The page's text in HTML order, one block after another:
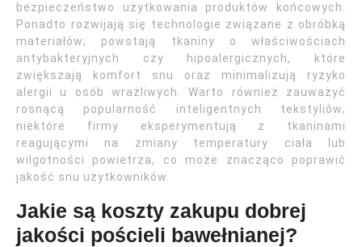
bezpieczeństwo użytkowania produktów końcowych.
Ponadto rozwijają się technologie związane z obróbką
materiałów; powstają tkaniny o właściwościach
antybakteryjnych czy hipoalergicznych, które
zwiększają komfort snu oraz minimalizują ryzyko
alergii u osób wrażliwych. Warto również zauważyć
rosnącą popularność inteligentnych tekstyliów;
niektóre firmy eksperymentują z tkaninami
reagującymi na zmiany temperatury ciała lub
wilgotności powietrza, co może znacząco poprawić
jakość snu użytkowników.
Jakie są koszty zakupu dobrej
jakości pościeli bawełnianej?